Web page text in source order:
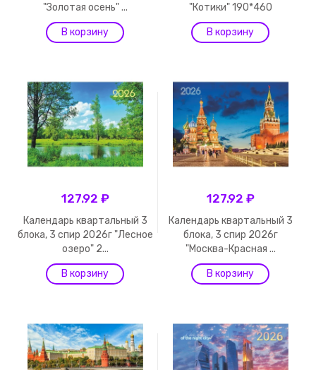
"Золотая осень" ...
"Котики" 190*460
127.92 ₽
Календарь квартальный 3
блока, 3 спир 2026г "Лесное
озеро" 2...
127.92 ₽
Календарь квартальный 3
блока, 3 спир 2026г
"Москва-Красная ...